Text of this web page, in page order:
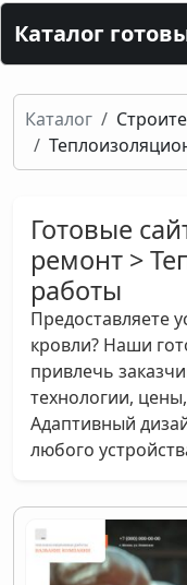
Каталог
Каталог
Готовые
ремонт >
работы
Предоставляете
кровли? Наши
привлечь
технологии,
Адаптивный
любого